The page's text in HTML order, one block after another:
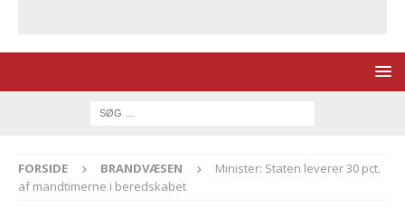
FORSIDE BRANDVÆSEN
Minister: Staten leverer 30 pct.
af mandtimerne i beredskabet